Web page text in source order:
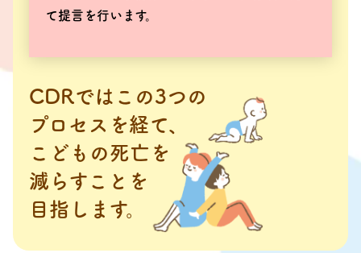
て提言を行います。
CDRではこの3つの
プロセスを経て、
こどもの死亡を
減らすことを
目指します。